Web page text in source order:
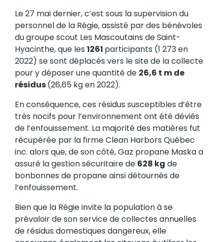
Le 27 mai dernier, c’est sous la supervision du
personnel de la Régie, assisté par des bénévoles
du groupe scout Les Mascoutains de Saint-
Hyacinthe, que les 1261 participants (1 273 en
2022) se sont déplacés vers le site de la collecte
pour y déposer une quantité de 26,6 t m de
résidus(26,65 kg en 2022).
En conséquence, ces résidus susceptibles d’être
très nocifs pour l’environnement ont été déviés
de l’enfouissement. La majorité des matières fut
récupérée par la firme Clean Harbors Québec
inc. alors que, de son côté, Gaz propane Maska a
assuré la gestion sécuritaire de 628 kg de
bonbonnes de propane ainsi détournés de
l’enfouissement.
Bien que la Régie invite la population à se
prévaloir de son service de collectes annuelles
de résidus domestiques dangereux, elle